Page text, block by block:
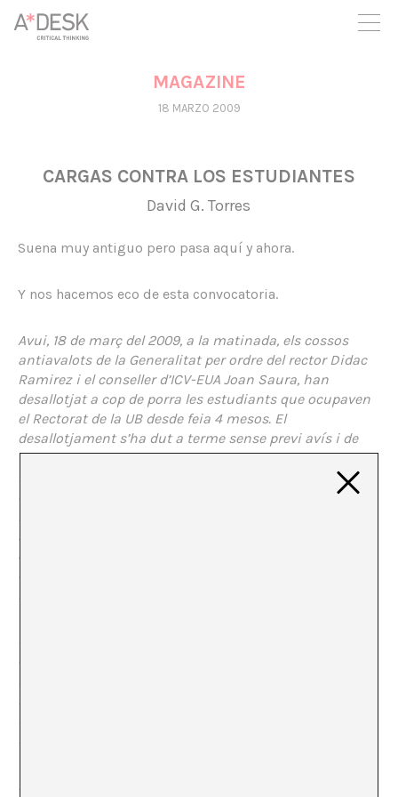
crees también en A*DESK seguimos necesitándote para poder
seguir adelante. Ahora puedes participar del proyecto y
apoyarlo.
MAGAZINE
18 MARZO 2009
CARGAS CONTRA LOS ESTUDIANTES
David G. Torres
Suena muy antiguo pero pasa aquí y ahora.
Y nos hacemos eco de esta convocatoria.
Avui, 18 de març del 2009, a la matinada, els cossos
antiavalots de la Generalitat per ordre del rector Didac
Ramirez i el conseller d’ICV-EUA Joan Saura, han
desallotjat a cop de porra les estudiants que ocupaven
el Rectorat de la UB desde feia 4 mesos. El
desallotjament s’ha dut a terme sense previ avís i de
forma violenta. Els primers estudiants han sortit
il·lesos i han estat gravats per una càmara, però els
darrers, quan ja no estava essent gravat en sortit amb
nombroses contusions i lesions. Alguns estudiants que
s’han ressistit de forma pacífica, agafant-se entre ells i
evitant que els arroseguessin, han estat imputats per
desobediència civil, amb una previsible pena de 6
mesos a 3 anys de presó.
directa i de violència policial inadmissibles i
hi ha hagut una convocatòria de concentració pacífica
l’edifici històric.
La concentració ha congregat més de 1000 estudiants.